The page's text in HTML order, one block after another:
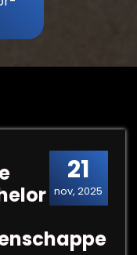
21
nov, 2025